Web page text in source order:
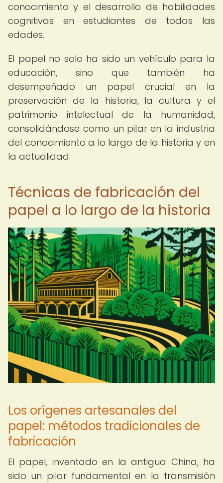
conocimiento y el desarrollo de habilidades
cognitivas en estudiantes de todas las
edades.
El papel no solo ha sido un vehículo para la
educación, sino que también ha
desempeñado un papel crucial en la
preservación de la historia, la cultura y el
patrimonio intelectual de la humanidad,
consolidándose como un pilar en la industria
del conocimiento a lo largo de la historia y en
la actualidad.
Técnicas de fabricación del
papel a lo largo de la historia
Los orígenes artesanales del
papel: métodos tradicionales de
fabricación
El papel, inventado en la antigua China, ha
sido un pilar fundamental en la transmisión